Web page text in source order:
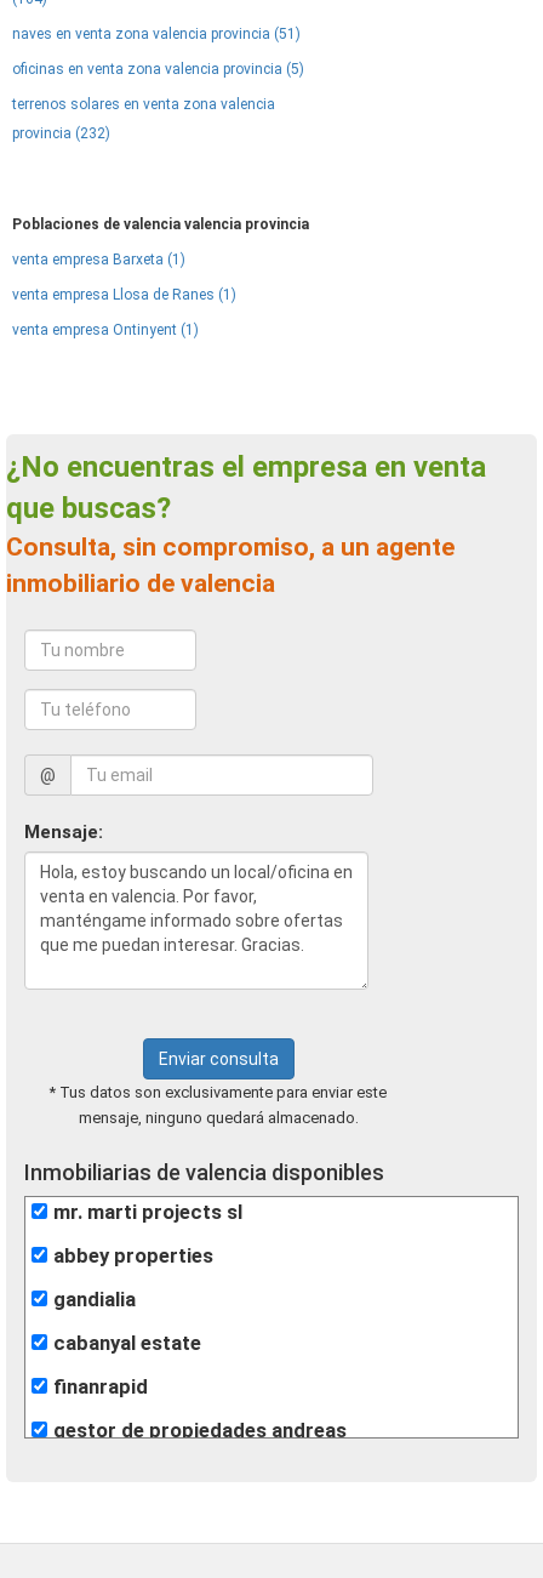
naves en venta zona valencia provincia (51)
oficinas en venta zona valencia provincia (5)
terrenos solares en venta zona valencia
provincia (232)
Poblaciones de valencia valencia provincia
venta empresa Barxeta (1)
venta empresa Llosa de Ranes (1)
venta empresa Ontinyent (1)
¿No encuentras el empresa en venta
que buscas?
Consulta, sin compromiso, a un agente
inmobiliario de valencia
@
Mensaje:
Enviar consulta
* Tus datos son exclusivamente para enviar este
mensaje, ninguno quedará almacenado.
Inmobiliarias de valencia disponibles
mr. marti projects sl
abbey properties
gandialia
cabanyal estate
finanrapid
gestor de propiedades andreas